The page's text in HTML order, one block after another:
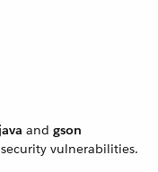
and gson
vulnerabilities.